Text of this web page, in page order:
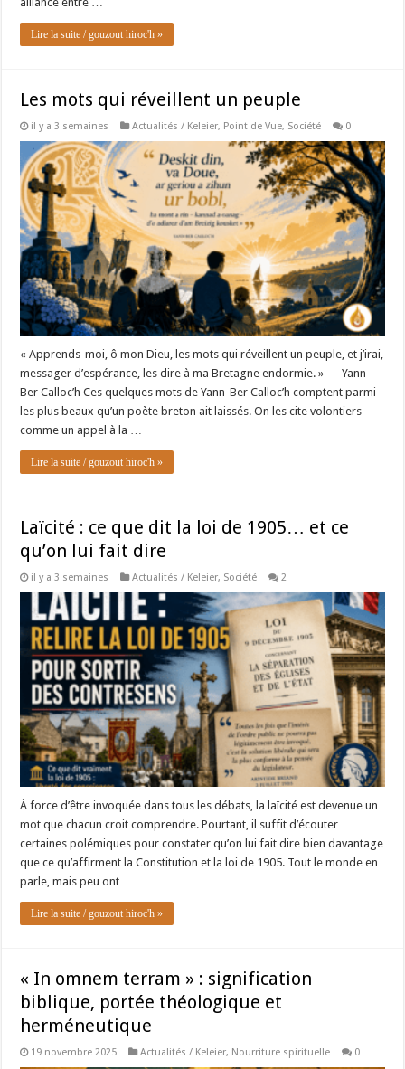
Lire la suite / gouzout hiroc'h »
Les mots qui réveillent un peuple
il y a 3 semaines Actualités / Keleier, Point de Vue, Société 0
« Apprends-moi, ô mon Dieu, les mots qui réveillent un peuple, et j’irai,
messager d’espérance, les dire à ma Bretagne endormie. » — Yann-
Ber Calloc’h Ces quelques mots de Yann-Ber Calloc’h comptent parmi
les plus beaux qu’un poète breton ait laissés. On les cite volontiers
comme un appel à la …
Lire la suite / gouzout hiroc'h »
Laïcité : ce que dit la loi de 1905… et ce
qu’on lui fait dire
il y a 3 semaines Actualités / Keleier, Société 2
À force d’être invoquée dans tous les débats, la laïcité est devenue un
mot que chacun croit comprendre. Pourtant, il suffit d’écouter
certaines polémiques pour constater qu’on lui fait dire bien davantage
que ce qu’affirment la Constitution et la loi de 1905. Tout le monde en
parle, mais peu ont …
Lire la suite / gouzout hiroc'h »
« In omnem terram » : signification
biblique, portée théologique et
herméneutique
19 novembre 2025 Actualités / Keleier, Nourriture spirituelle 0